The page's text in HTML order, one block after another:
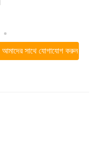
আমাদের সাথে যোগাযোগ করুন